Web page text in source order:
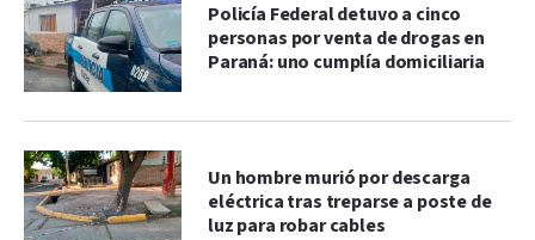
Policía Federal detuvo a cinco
personas por venta de drogas en
Paraná: uno cumplía domiciliaria
Un hombre murió por descarga
eléctrica tras treparse a poste de
luz para robar cables